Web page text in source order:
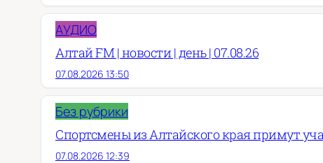
АУДИО
Алтай FM | новости | день | 07.08.26
07.08.2026 13:50
Без рубрики
Спортсмены из Алтайского края примут
07.08.2026 12:39